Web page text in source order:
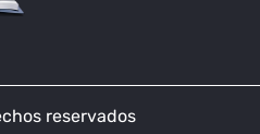
reservados